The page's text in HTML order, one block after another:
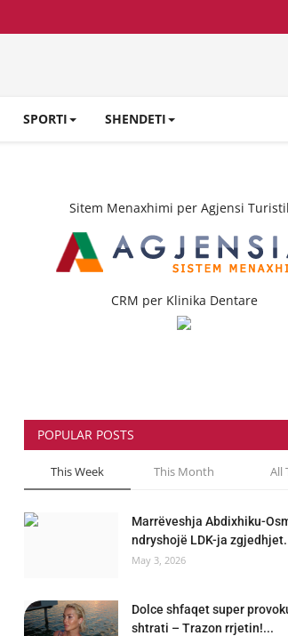
SPORTI SHENDETI
Sitem Menaxhimi per Agjensi
CRM per Klinika Dentare
POPULAR POSTS
This Week This Month All
Marrëveshja Abdixhiku-
ndryshojë LDK-ja
May 3, 2026
Dolce shfaqet super
shtrati – Trazon rrjetin!...